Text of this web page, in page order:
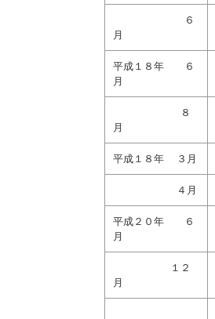
６
月
平成１８年 ６
月
８
月
平成１８年 ３月
４月
平成２０年 ６
月
１２
月